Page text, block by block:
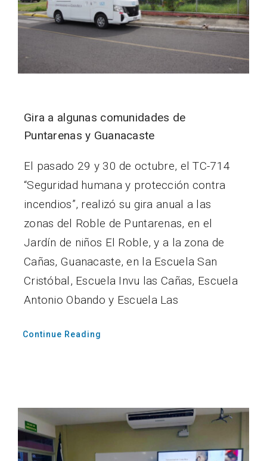
Gira a algunas comunidades de
Puntarenas y Guanacaste
El pasado 29 y 30 de octubre, el TC-714
“Seguridad humana y protección contra
incendios”, realizó su gira anual a las
zonas del Roble de Puntarenas, en el
Jardín de niños El Roble, y a la zona de
Cañas, Guanacaste, en la Escuela San
Cristóbal, Escuela Invu las Cañas, Escuela
Antonio Obando y Escuela Las
Continue Reading